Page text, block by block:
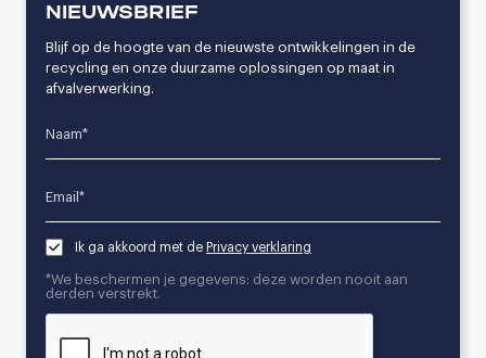
NIEUWSBRIEF
Blijf op de hoogte van de nieuwste ontwikkelingen in de
recycling en onze duurzame oplossingen op maat in
afvalverwerking.
Name*
Email*
Ik ga akkoord met de Privacy verklaring
*We beschermen je gegevens: deze worden nooit aan
derden verstrekt.